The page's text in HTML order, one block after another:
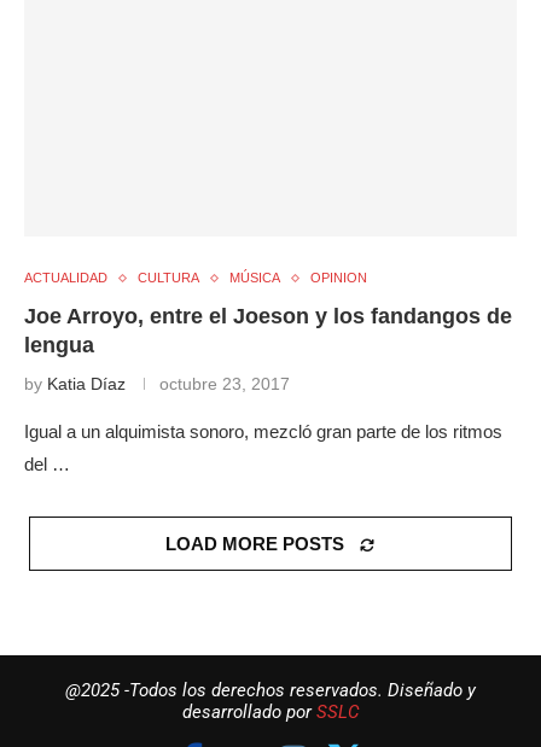
ACTUALIDAD CULTURA MÚSICA OPINION
Joe Arroyo, entre el Joeson y los fandangos de
lengua
by Katia Díaz octubre 23, 2017
Igual a un alquimista sonoro, mezcló gran parte de los ritmos
del …
LOAD MORE POSTS
@2025 -Todos los derechos reservados. Diseñado y
desarrollado porSSLC